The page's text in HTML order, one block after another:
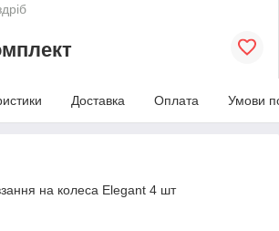
Доставка Оплата Умови
на колеса Elegant 4 шт